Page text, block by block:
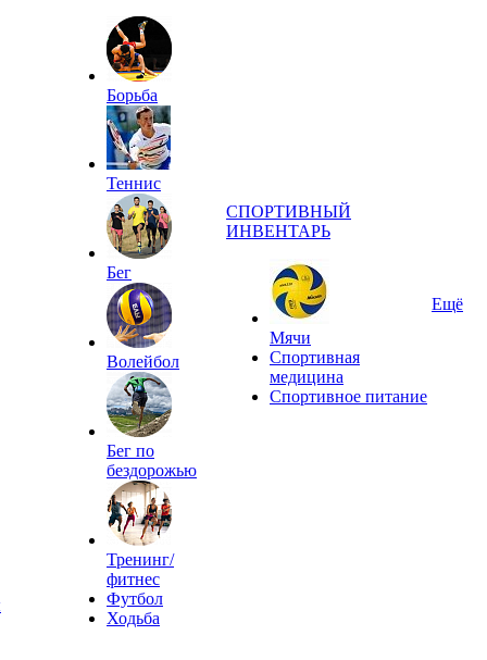
Борьба
Теннис
Бег
Волейбол
Бег по
бездорожью
Тренинг/
фитнес
Футбол
Ходьба
СПОРТИВНЫЙ
ИНВЕНТАРЬ
Мячи
Спортивная
медицина
Спортивное питание
Ещё